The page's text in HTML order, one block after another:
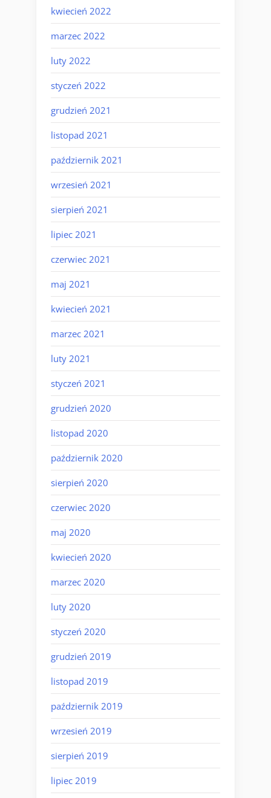
kwiecień 2022
marzec 2022
luty 2022
styczeń 2022
grudzień 2021
listopad 2021
październik 2021
wrzesień 2021
sierpień 2021
lipiec 2021
czerwiec 2021
maj 2021
kwiecień 2021
marzec 2021
luty 2021
styczeń 2021
grudzień 2020
listopad 2020
październik 2020
sierpień 2020
czerwiec 2020
maj 2020
kwiecień 2020
marzec 2020
luty 2020
styczeń 2020
grudzień 2019
listopad 2019
październik 2019
wrzesień 2019
sierpień 2019
lipiec 2019